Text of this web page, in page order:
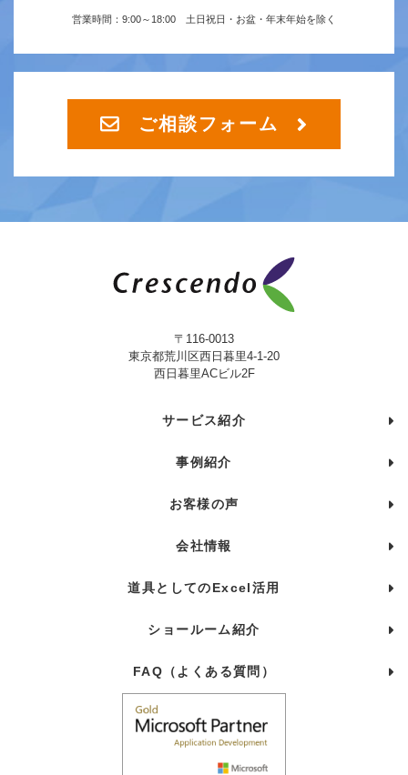
営業時間：9:00～18:00 土日祝日・お盆・年末年始を除く
ご相談フォーム
〒116-0013
東京都荒川区西日暮里4-1-20
西日暮里ACビル2F
サービス紹介
事例紹介
お客様の声
会社情報
道具としてのExcel活用
ショールーム紹介
FAQ（よくある質問）